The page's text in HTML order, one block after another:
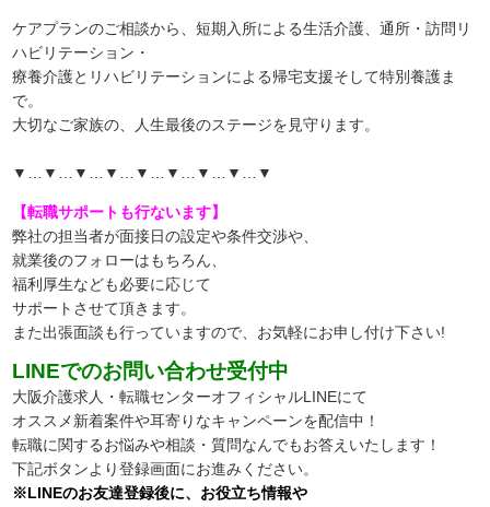
ケアプランのご相談から、短期入所による生活介護、通所・訪問リ
ハビリテーション・
療養介護とリハビリテーションによる帰宅支援そして特別養護ま
で。
大切なご家族の、人生最後のステージを見守ります。
▼…▼…▼…▼…▼…▼…▼…▼…▼
【転職サポートも行ないます】
弊社の担当者が面接日の設定や条件交渉や、
就業後のフォローはもちろん、
福利厚生なども必要に応じて
サポートさせて頂きます。
また出張面談も行っていますので、 お気軽にお申し付け下さい!
LINEでのお問い合わせ受付中
大阪介護求人・転職センターオフィシャルLINEにて
オススメ新着案件や耳寄りなキャンペーンを配信中！
転職に関するお悩みや相談・質問なんでもお答えいたします！
下記ボタンより登録画面にお進みください。
※LINEのお友達登録後に、お役立ち情報や